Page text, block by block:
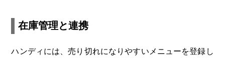
在庫管理と連携
ハンディには、売り切れになりやすいメニューを登録し